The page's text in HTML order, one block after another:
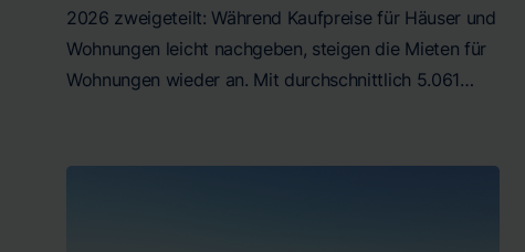
2026 zweigeteilt: Während Kaufpreise für Häuser und
Wohnungen leicht nachgeben, steigen die Mieten für
Wohnungen wieder an. Mit durchschnittlich 5.061
liegen Häuser bei 18,06 €/m² und Wohnungen bei